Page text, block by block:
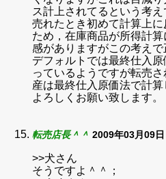
ス計上されてるという考
売れたとき初めて計算上
ため，在庫商品が所得計
感がありますがこの考え
デフォルトでは最終仕入
っているようですが転売
産は最終仕入原価法で計
よろしくお願い致します。
転売店長＾＾ 2009年03月09
>>犬さん
そうですよ＾＾；